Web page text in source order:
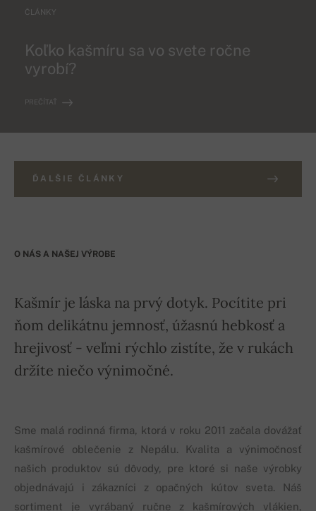
ČLÁNKY
Koľko kašmíru sa vo svete ročne
vyrobí?
PREČÍTAŤ
ĎALŠIE ČLÁNKY
O NÁS A NAŠEJ VÝROBE
Kašmír je láska na prvý dotyk. Pocítite pri
ňom delikátnu jemnosť, úžasnú hebkosť a
hrejivosť - veľmi rýchlo zistíte, že v rukách
držíte niečo výnimočné.
Sme malá rodinná firma, ktorá v roku 2011 začala dovážať
kašmírové oblečenie z Nepálu. Kvalita a výnimočnosť
našich produktov sú dôvody, pre ktoré si naše výrobky
objednávajú i zákazníci z opačných kútov sveta. Náš
sortiment je vyrábaný ručne z kašmírových vlákien,